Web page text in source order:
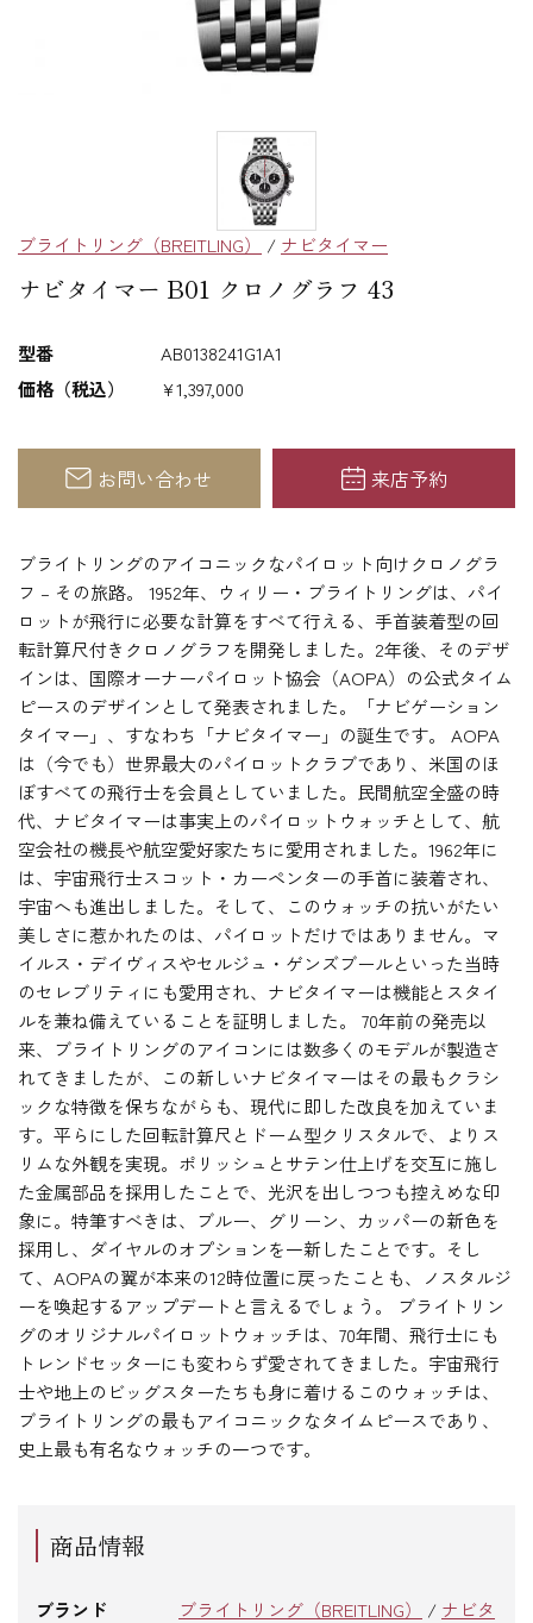
ブライトリング（BREITLING） / ナビタイマー
ナビタイマー B01 クロノグラフ 43
型番
AB0138241G1A1
価格（税込）
¥1,397,000
お問い合わせ 来店予約
ブライトリングのアイコニックなパイロット向けクロノグラ
フ – その旅路。 1952年、ウィリー・ブライトリングは、パイ
ロットが飛行に必要な計算をすべて行える、手首装着型の回
転計算尺付きクロノグラフを開発しました。2年後、そのデザ
インは、国際オーナーパイロット協会（AOPA）の公式タイム
ピースのデザインとして発表されました。「ナビゲーション
タイマー」、すなわち「ナビタイマー」の誕生です。 AOPA
は（今でも）世界最大のパイロットクラブであり、米国のほ
ぼすべての飛行士を会員としていました。民間航空全盛の時
代、ナビタイマーは事実上のパイロットウォッチとして、航
空会社の機長や航空愛好家たちに愛用されました。1962年に
は、宇宙飛行士スコット・カーペンターの手首に装着され、
宇宙へも進出しました。そして、このウォッチの抗いがたい
美しさに惹かれたのは、パイロットだけではありません。マ
イルス・デイヴィスやセルジュ・ゲンズブールといった当時
のセレブリティにも愛用され、ナビタイマーは機能とスタイ
ルを兼ね備えていることを証明しました。 70年前の発売以
来、ブライトリングのアイコンには数多くのモデルが製造さ
れてきましたが、この新しいナビタイマーはその最もクラシ
ックな特徴を保ちながらも、現代に即した改良を加えていま
す。平らにした回転計算尺とドーム型クリスタルで、よりス
リムな外観を実現。ポリッシュとサテン仕上げを交互に施し
た金属部品を採用したことで、光沢を出しつつも控えめな印
象に。特筆すべきは、ブルー、グリーン、カッパーの新色を
採用し、ダイヤルのオプションを一新したことです。そし
て、AOPAの翼が本来の12時位置に戻ったことも、ノスタルジ
ーを喚起するアップデートと言えるでしょう。 ブライトリン
グのオリジナルパイロットウォッチは、70年間、飛行士にも
トレンドセッターにも変わらず愛されてきました。宇宙飛行
士や地上のビッグスターたちも身に着けるこのウォッチは、
ブライトリングの最もアイコニックなタイムピースであり、
史上最も有名なウォッチの一つです。
商品情報
ブランド ブライトリング（BREITLING） / ナビタ